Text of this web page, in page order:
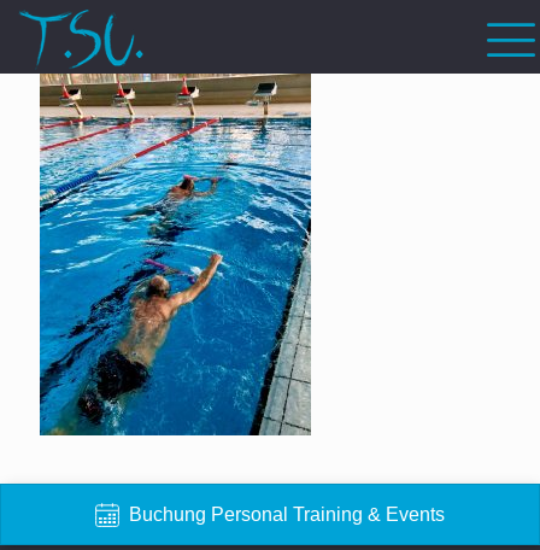
Buchung Personal Training & Events